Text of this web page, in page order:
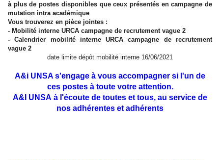
à plus de postes disponibles que ceux présentés en campagne de
mutation intra académique
Vous trouverez en pièce jointes :
- Mobilité interne URCA campagne de recrutement vague 2
- Calendrier mobilité interne URCA campagne de recrutement
vague 2
date limite dépôt mobilité interne 16/06/2021
A&i UNSA s'engage à vous accompagner si l'un de
ces postes à toute votre attention.
A&I UNSA à l'écoute de toutes et tous, au service de
nos adhérentes et adhérents